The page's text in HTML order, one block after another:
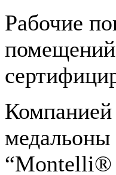
Рабочие
помещений
медальоны
“Montelli®